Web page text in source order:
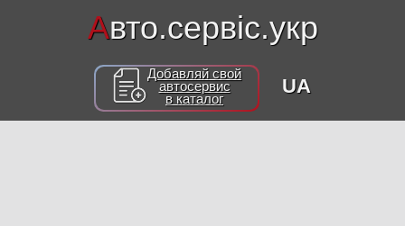
Авто.сервіс.укр
Добавляй свой
автосервис
в каталог
UA